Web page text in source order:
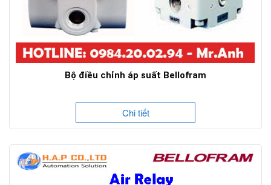
Bộ điều chỉnh áp suất Bellofram
Chi tiết